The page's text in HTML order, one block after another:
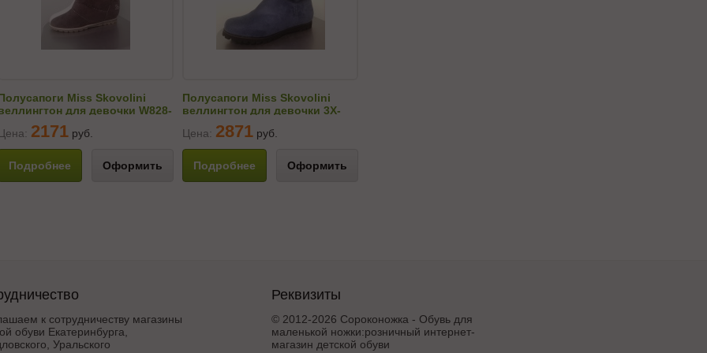
Miss Skovolini
для девочки W828-
6M-6
2171 руб.
Подробнее Оформить
Полусапоги Miss Skovolini
веллингтон для девочки 3X-
Цена: 2871 руб.
Подробнее Оформить
к сотрудничеству магазины
обуви Екатеринбурга,
Уральского
Реквизиты
© 2012-2026 Сороконожка - Обувь для
маленькой ножки:розничный интернет-
магазин детской обуви